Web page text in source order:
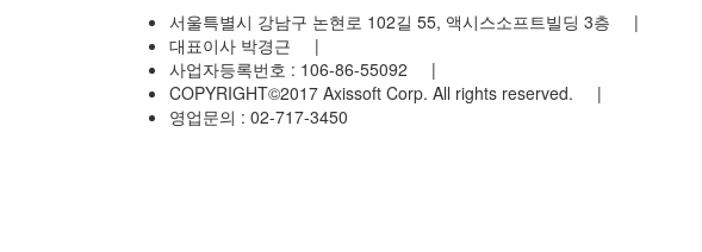
서울특별시 강남구 논현로 102길 55, 액시스소프트빌딩 3층 |
대표이사 박경근 |
사업자등록번호 : 106-86-55092 |
COPYRIGHT©2017 Axissoft Corp. All rights reserved. |
영업문의 : 02-717-3450